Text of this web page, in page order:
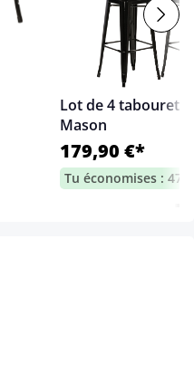
Lot de 4 tabourets
Mason
179,90 €*
Tu économises :